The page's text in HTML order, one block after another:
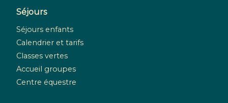
Séjours
Séjours enfants
Calendrier et tarifs
Classes vertes
Accueil groupes
Centre équestre